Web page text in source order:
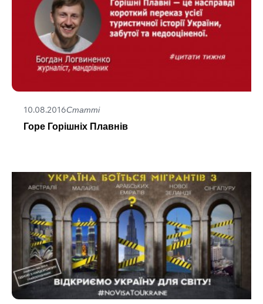
10.08.2016Статті
Горе Горішніх Плавнів